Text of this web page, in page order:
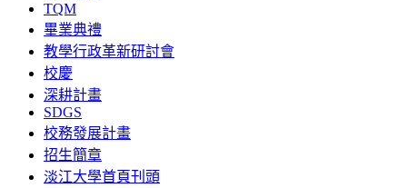
TQM
畢業典禮
教學行政革新研討會
校慶
深耕計畫
SDGS
校務發展計畫
招生簡章
淡江大學首頁刊頭